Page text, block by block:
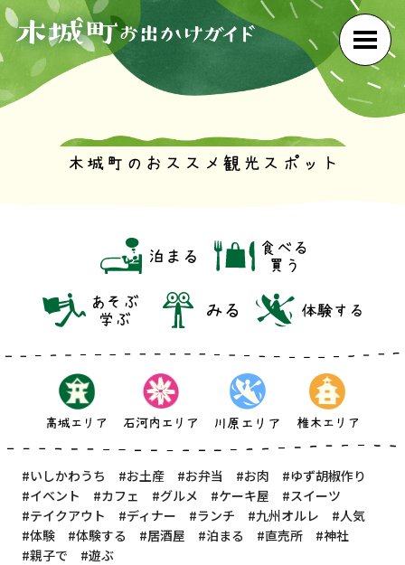
#いしかわうち #お土産 #お弁当 #お肉
#ゆず胡椒作り
#イベント
#カフェ #グルメ #ケーキ屋
#スイーツ
#テイクアウト
#ディナー #ランチ #九州オルレ
#人気
#体験
#体験する #居酒屋 #泊まる #直売所
#神社
#親子で
#遊ぶ